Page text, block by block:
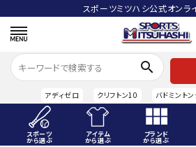
スポーツミツハシ公式オンラ
search
アディゼロ クリフトン10 バドミント
スポーツ
から選ぶ
アイテム
から選ぶ
ブランド
から選ぶ